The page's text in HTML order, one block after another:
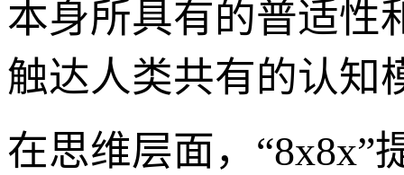
本身所具有的普适性
触达人类共有的认知
在思维层面，“8x8x”